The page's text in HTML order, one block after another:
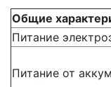
Общие
Питание
Питание от